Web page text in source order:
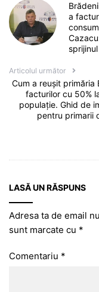
a
Articolul următor
Cum a reușit primăria
facturilor cu 50%
populație. Ghid de
pentru primarii
LASĂ UN RĂSPUNS
Adresa ta de email
sunt marcate cu *
Comentariu *